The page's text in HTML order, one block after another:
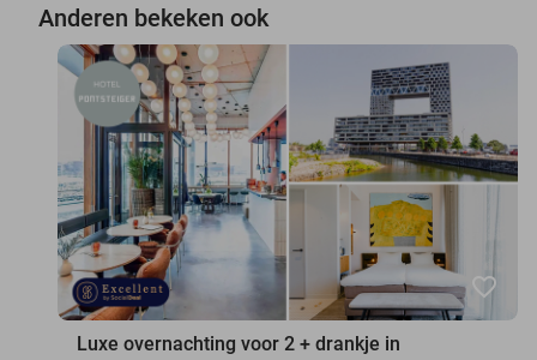
Anderen bekeken ook
favorite_border
Luxe overnachting voor 2 + drankje in